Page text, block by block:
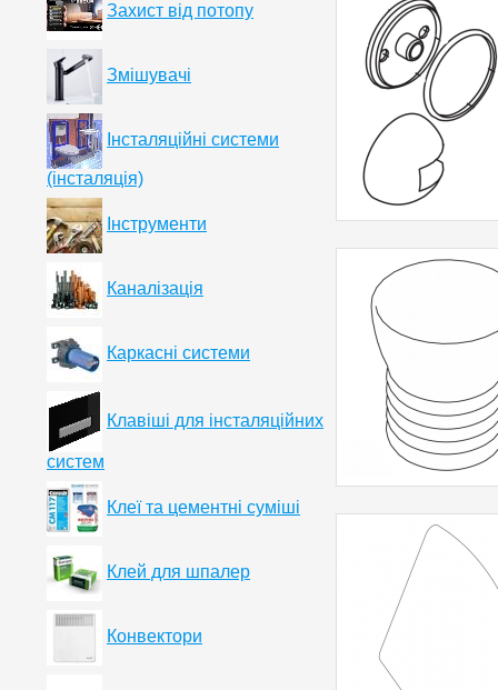
Захист від потопу
Змішувачі
Інсталяційні системи
(інсталяція)
Інструменти
Каналізація
Каркасні системи
Клавіші для інсталяційних
систем
Клеї та цементні суміші
Клей для шпалер
Конвектори